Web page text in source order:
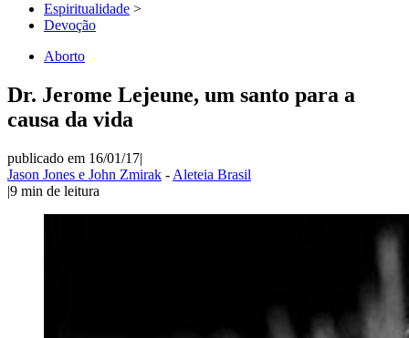
Espiritualidade >
Devoção
Aborto
Dr. Jerome Lejeune, um santo para a
causa da vida
publicado em 16/01/17|
Jason Jones e John Zmirak - Aleteia Brasil
|9 min de leitura